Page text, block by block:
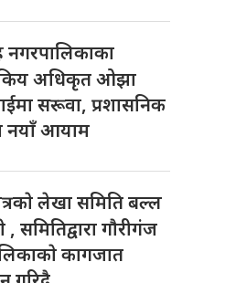
नगरपालिकाका
अधिकृत ओझा
सरूवा, प्रशासनिक
नयाँ आयाम
लेखा समिति बल्ल
, समितिद्वारा गाैरीगंज
कागजात